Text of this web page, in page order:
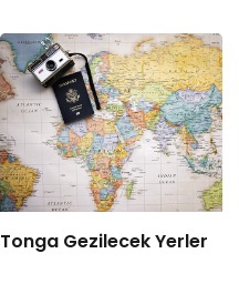
Tonga Gezilecek Yerler